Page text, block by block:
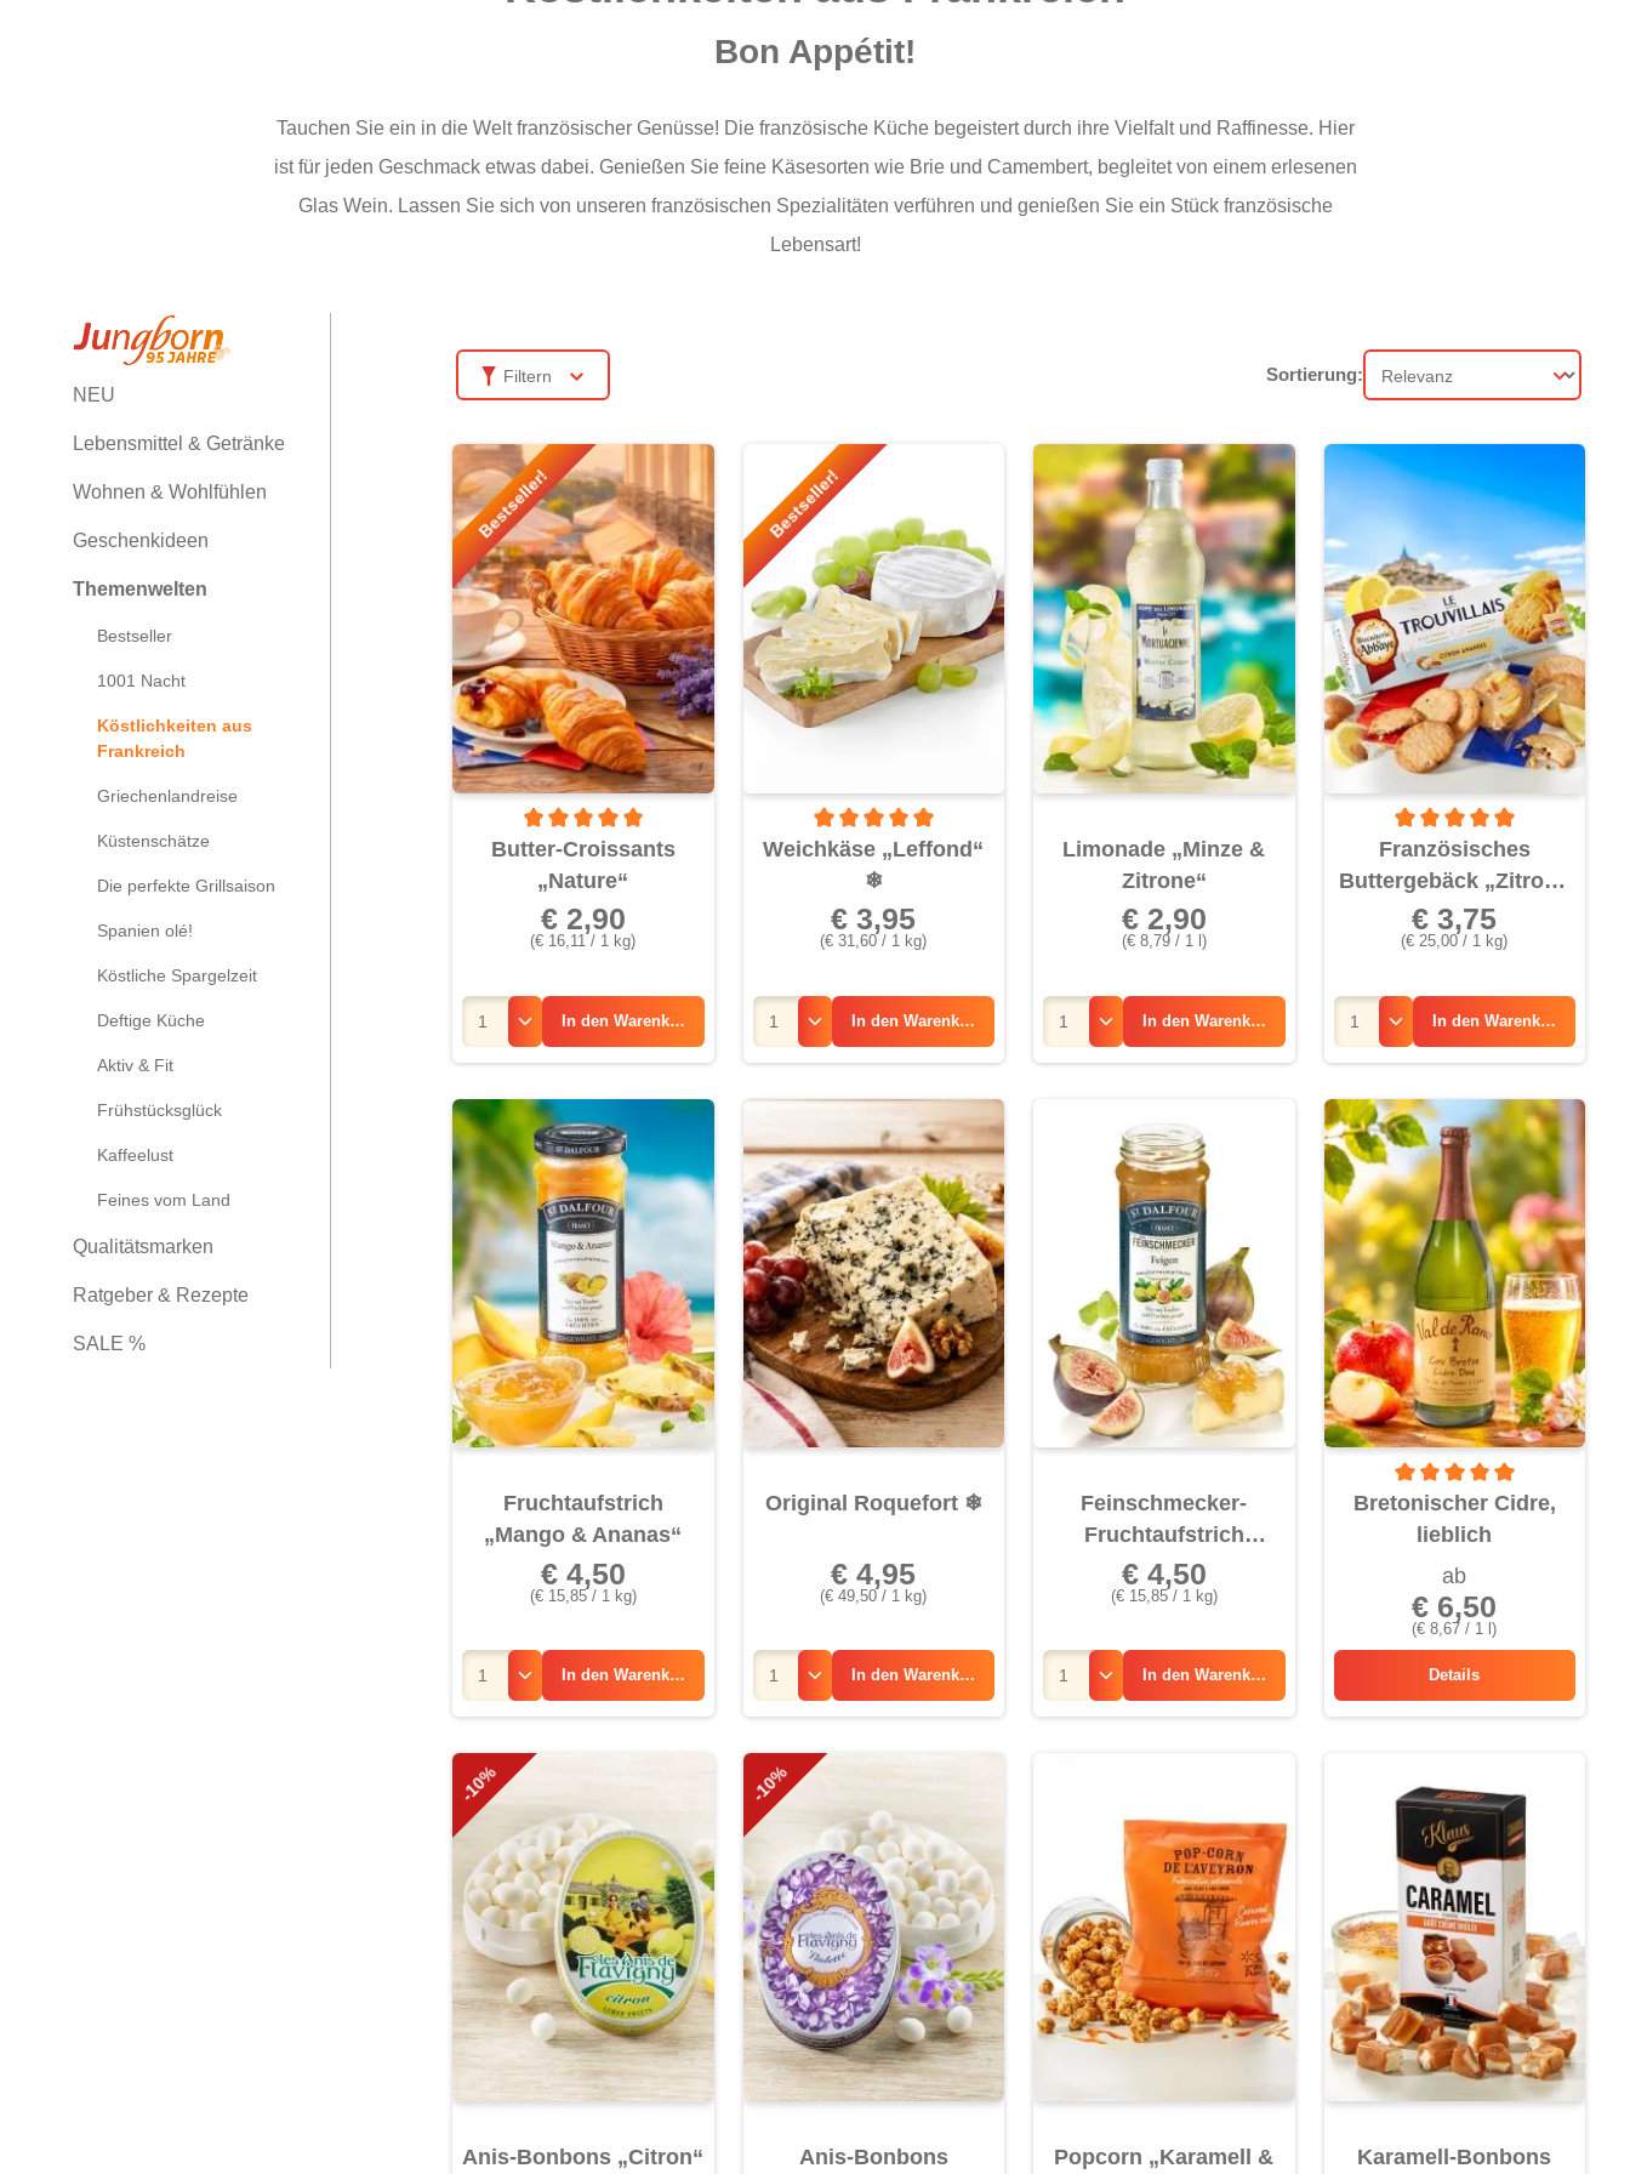
Bon Appétit!
Tauchen Sie ein in die Welt französischer Genüsse! Die französische Küche begeistert durch ihre Vielfalt und Raffinesse. Hier
ist für jeden Geschmack etwas dabei. Genießen Sie feine Käsesorten wie Brie und Camembert, begleitet von einem erlesenen
Glas Wein. Lassen Sie sich von unseren französischen Spezialitäten verführen und genießen Sie ein Stück französische
Lebensart!
NEU
Lebensmittel & Getränke
Wohnen & Wohlfühlen
Geschenkideen
Themenwelten
Bestseller
1001 Nacht
Köstlichkeiten aus
Frankreich
Griechenlandreise
Küstenschätze
Die perfekte Grillsaison
Spanien olé!
Köstliche Spargelzeit
Deftige Küche
Aktiv & Fit
Frühstücksglück
Kaffeelust
Feines vom Land
Qualitätsmarken
Ratgeber & Rezepte
SALE %
Filtern Sortierung:
Sortierung
Bestseller!
Durchschnittliche Bewertung von 5 von 5 Sternen
Butter-Croissants
„Nature“
(€ 16,11 / 1 kg)
€ 2,90
In den Warenkorb
Bestseller!
Durchschnittliche Bewertung von 5 von 5 Sternen
Weichkäse „Leffond“
❄
(€ 31,60 / 1 kg)
€ 3,95
In den Warenkorb
Limonade „Minze &
Zitrone“
(€ 8,79 / 1 l)
€ 2,90
In den Warenkorb
Durchschnittliche Bewertung
Französisches
Buttergebäck „Zitrone
& Mandel“
(€ 25,00 / 1 kg)
€ 3,75
In den Warenkorb
Fruchtaufstrich
„Mango & Ananas“
(€ 15,85 / 1 kg)
€ 4,50
In den Warenkorb
Original Roquefort ❄
(€ 49,50 / 1 kg)
€ 4,95
In den Warenkorb
Feinschmecker-
Fruchtaufstrich
„Feigen“
(€ 15,85 / 1 kg)
€ 4,50
In den Warenkorb
Durchschnittliche Bewertung
Bretonischer Cidre,
lieblich
(€ 8,67 / 1 l)
ab
€ 6,50
Details
Bretonischer Cidre,
-10%
Anis-Bonbons „Citron“
-10%
Anis-Bonbons Popcorn „Karamell & Karamell-Bonbons